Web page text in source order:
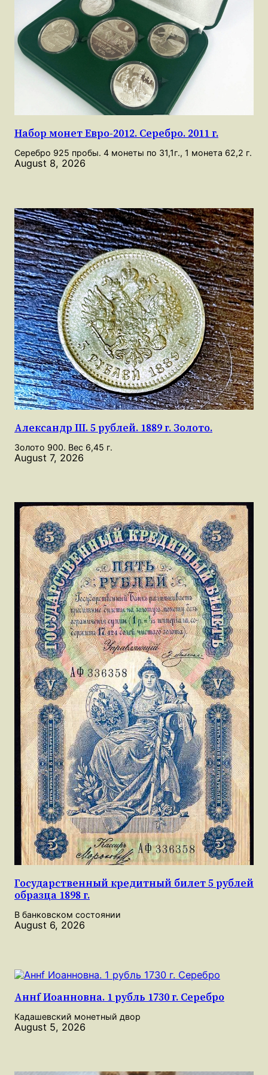
Набор монет Евро-2012. Серебро. 2011 г.
Серебро 925 пробы. 4 монеты по 31,1г., 1 монета 62,2 г.
August 8, 2026
Александр III. 5 рублей. 1889 г. Золото.
Золото 900. Вес 6,45 г.
August 7, 2026
Государственный кредитный билет 5 рублей
образца 1898 г.
В банковском состоянии
August 6, 2026
Аннf Иоанновна. 1 рубль 1730 г. Серебро
Кадашевский монетный двор
August 5, 2026